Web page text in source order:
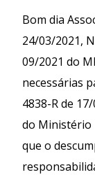
Bom dia
24/03/2021,
09/2021 do
necessárias
4838-R de
do Ministério
que o